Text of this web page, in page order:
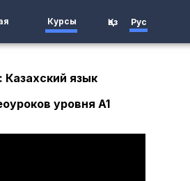
Курсы Қаз Рус
Казахский язык
уровня A1